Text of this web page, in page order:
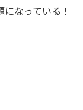
なっている！